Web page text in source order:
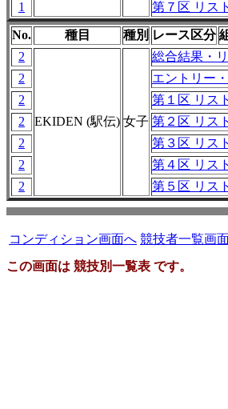
1
第７区 リスト
No. 種目 種別 レース区分
2
EKIDEN (駅伝) 女子
総合結果・
2
エントリー
2
第１区 リスト
2
第２区 リスト
2
第３区 リスト
2
第４区 リスト
2
第５区 リスト
コンディション画面へ 競技者一覧画
この画面は 競技別一覧表 です。